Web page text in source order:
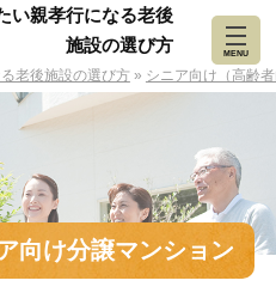
い親孝行になる老後
施設の選び方
老後施設の選び方 » シニア向け（高齢
MENU
向け分譲マンション